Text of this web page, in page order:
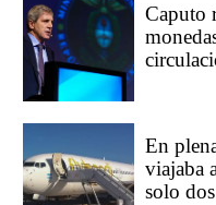
Caputo
En
viajaba
solo